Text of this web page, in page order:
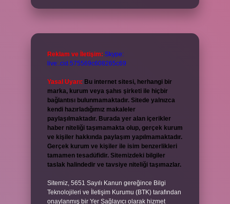
Reklam ve İletişim: Skype:
live:.cid.575569c608265c69
Yasal Uyarı: Bu internet sitesi, herhangi bir
marka, kurum veya şahıs şirketi ile hiçbir
bağlantısı bulunmamaktadır. Sitede yalnızca
kendi hazırladığımız makaleler
paylaşılmaktadır. Burada yer alan içerikler
haber niteliği taşımamakta olup, gerçek kurum
ve kişiler hakkında paylaşım yapılmamaktadır.
Gerçek kurum ve kişiler ile isim benzerlikleri
tamamen tesadüfidir. Sitemizdeki bilgiler
taslak halindedir ve tavsiye niteliği taşımazlar.
Sitemiz, 5651 Sayılı Kanun gereğince Bilgi
Teknolojileri ve İletişim Kurumu (BTK) tarafından
onaylanmış bir Yer Sağlayıcı olarak hizmet